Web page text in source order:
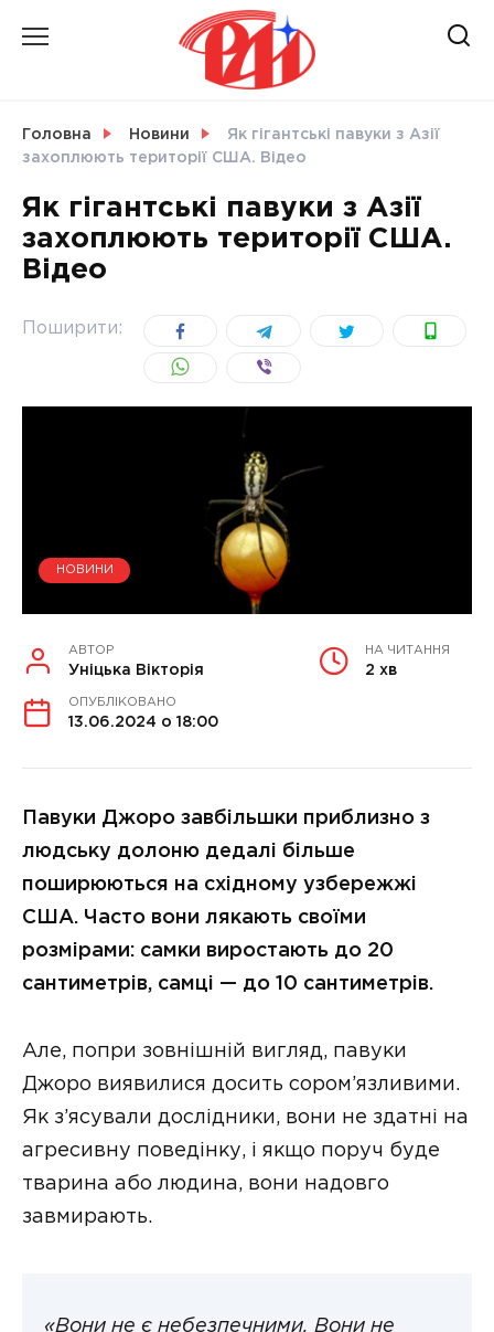
Головна Новини
Як гігантські павуки з Азії
захоплюють території США. Відео
Як гігантські павуки з Азії
захоплюють території США.
Відео
Поширити:
НОВИНИ
АВТОР
Уніцька Вікторія
НА ЧИТАННЯ
2 хв
ОПУБЛІКОВАНО
13.06.2024 о 18:00
Павуки Джоро завбільшки приблизно з
людську долоню дедалі більше
поширюються на східному узбережжі
США. Часто вони лякають своїми
розмірами: самки виростають до 20
сантиметрів, самці — до 10 сантиметрів.
Але, попри зовнішній вигляд, павуки
Джоро виявилися досить сором’язливими.
Як з’ясували дослідники, вони не здатні на
агресивну поведінку, і якщо поруч буде
тварина або людина, вони надовго
завмирають.
«Вони не є небезпечними. Вони не